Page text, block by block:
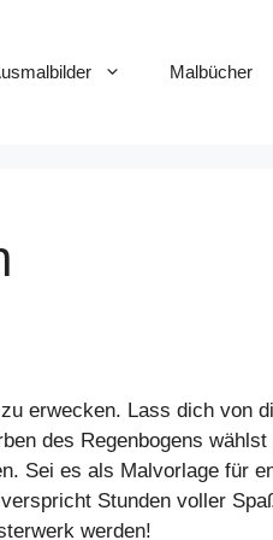
Malbücher
erwecken. Lass dich von
des Regenbogens wählst
Sei es als Malvorlage für
Stunden voller
werden!